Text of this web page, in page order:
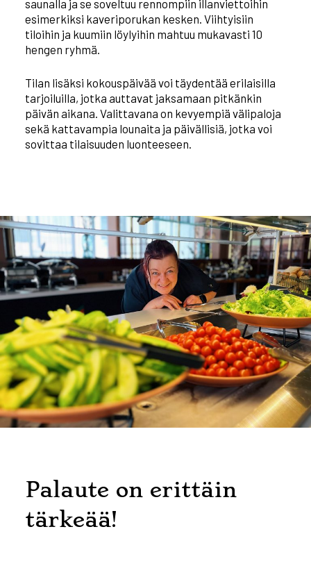
saunalla ja se soveltuu rennompiin illanviettoihin
esimerkiksi kaveriporukan kesken. Viihtyisiin
tiloihin ja kuumiin löylyihin mahtuu mukavasti 10
hengen ryhmä.
Tilan lisäksi kokouspäivää voi täydentää erilaisilla
tarjoiluilla, jotka auttavat jaksamaan pitkänkin
päivän aikana. Valittavana on kevyempiä välipaloja
sekä kattavampia lounaita ja päivällisiä, jotka voi
sovittaa tilaisuuden luonteeseen.
Palaute on erittäin
tärkeää!